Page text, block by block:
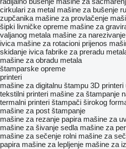
cirkulari za metal mašine za bušenje
zupčanika mašine za provlačenje
šipki livničke opreme mašine za
valjanog metala mašine za
ivica mašine za rotacioni prijenos
skidanje ivica fabrike za preradu
mašine za obradu metala
štamparske opreme
printeri
mašine za digitalnu štampu 3D printeri
tekstilni printeri mašine za štampanje
termalni printeri štampači širokog
mašine za post štampanje
mašine za rezanje papira mašine za
mašine za šivanje sedla mašine za
mašine za sečenje rolni mašine za
papira mašine za lepljenje mašine za